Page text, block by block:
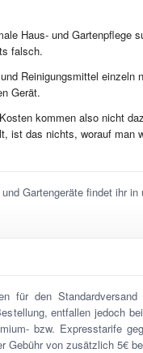
Haus- und Gartenpflege
falsch.
Reinigungsmittel einzeln
Gerät.
kommen also nicht
ist das nichts, worauf man
Gartengeräte findet ihr in
für den
entfallen jedoch
bzw. Expresstarife
Gebühr von zusätzlich 5€